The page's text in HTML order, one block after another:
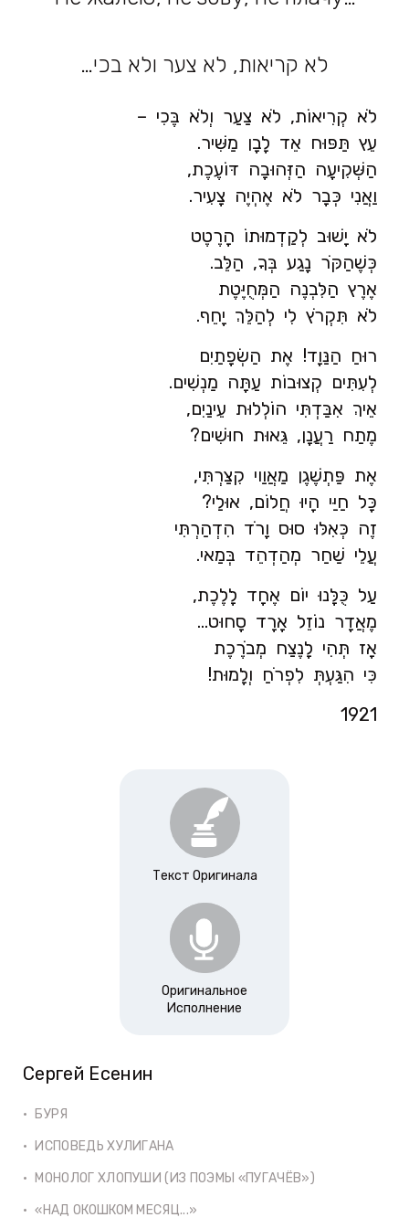
לא קריאות, לא צער ולא בכי…
Сергей Есенин
БУРЯ
ИСПОВЕДЬ ХУЛИГАНА
МОНОЛОГ ХЛОПУШИ (ИЗ ПОЭМЫ «ПУГАЧЁВ»)
«НАД ОКОШКОМ МЕСЯЦ...»
לֹא קְרִיאוֹת, לֹא צַעַר וְלֹא בֶּכִי –
עֵץ תַּפּוּח אֵד לָבָן מַשִּׁיר.
הַשְּׁקִיעָה הַזְּהוּבָה דּוֹעֶכֶת,
וַאֲנִי כְּבָר לֹא אֶהְיֶה צָעִיר.
לֹא יָשׁוּב לְקַדְמוּתוֹ הָרֶטֶט
כְּשֶׁהַקֹּר נָגַע בְּךָ, הַלֵּב.
אֶרֶץ הַלִּבְנֶה הַמְּחֻיֶּטֶת
לֹא תִּקְרֹץ לִי לְהַלֵּךְ יָחֵף.
רוּחַ הַנַּוָד! אֶת הַשְׂפָתַיִם
לְעִתִּים קְצוּבוֹת עַתָּה מַנְשִׁים.
אֵיךְ אִבַּדְתִּי הוֹלְלוּת עֵינַיִם,
מֶתַח רַעֲנָן, גֵּאוּת חוּשִׁים?
אֶת פַּתְשֶׁגֶן מַאֲוַוי קִצַּרְתִּי,
כָּל חַיַּי הָיוּ חֲלוֹם, אוּלַי?
זֶה כְּאִלּוּ סוּס וָרֹד הִדְהַרְתִּי
עֲלֵי שַׁחַר מְהַדְהֵד בְּמַאי.
עַל כֻּלָּנוּ יוֹם אֶחָד לָלֶכֶת,
מֶאֲדָר נוֹזֵל אָרָד סָחוּט…
אָז תְּהִי לָנֶצַח מְבֹרֶכֶת
כִּי הִגַּעְתְּ לִפְרֹחַ וְלָמוּת!
1921
Текст Оригинала
Оригинальное
Исполнение